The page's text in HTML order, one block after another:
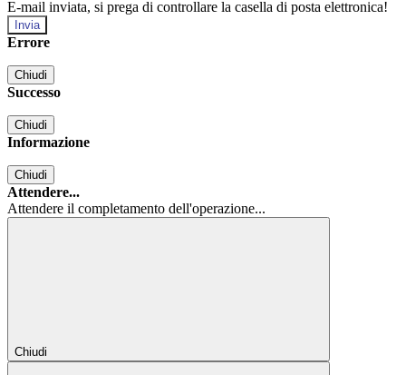
E-mail inviata, si prega di controllare la casella di posta elettronica!
Errore
Chiudi
Successo
Chiudi
Informazione
Chiudi
Attendere...
Attendere il completamento dell'operazione...
Chiudi